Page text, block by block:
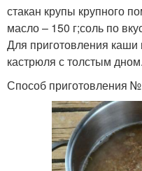
стакан крупы крупного
масло – 150 г;соль по
Для приготовления каши
кастрюля с толстым дном.
Способ приготовления